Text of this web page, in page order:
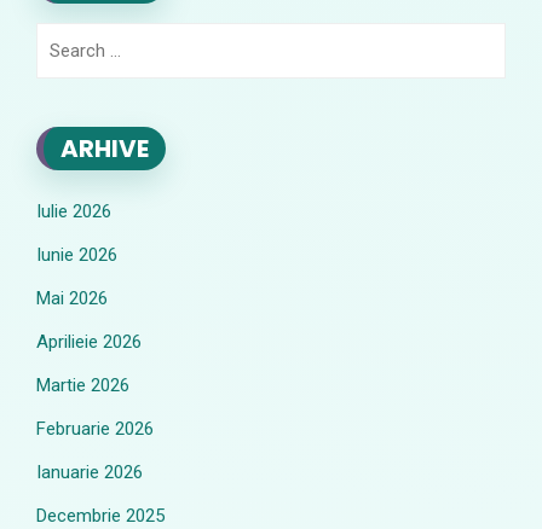
ARHIVE
Iulie 2026
Iunie 2026
Mai 2026
Aprilieie 2026
Martie 2026
Februarie 2026
Ianuarie 2026
Decembrie 2025